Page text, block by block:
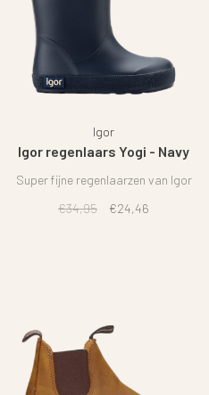
Igor
Igor regenlaars Yogi - Navy
Super fijne regenlaarzen van Igor
€34,95
€24,46